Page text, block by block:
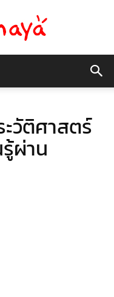
ะวัติศาสตร์
ผ่าน